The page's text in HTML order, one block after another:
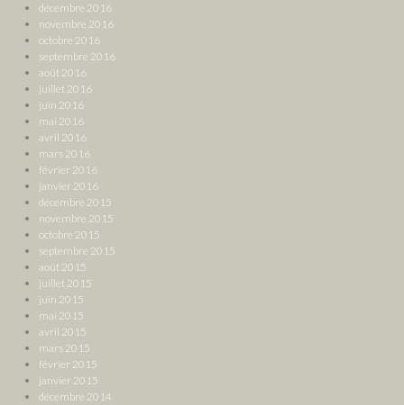
décembre 2016
novembre 2016
octobre 2016
septembre 2016
août 2016
juillet 2016
juin 2016
mai 2016
avril 2016
mars 2016
février 2016
janvier 2016
décembre 2015
novembre 2015
octobre 2015
septembre 2015
août 2015
juillet 2015
juin 2015
mai 2015
avril 2015
mars 2015
février 2015
janvier 2015
décembre 2014